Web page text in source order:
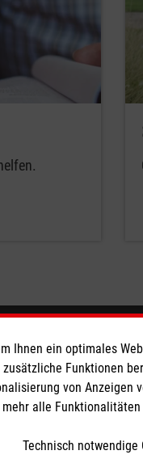
Ihnen ein optimales
Funktionen
von Anzeigen
alle
Technisch